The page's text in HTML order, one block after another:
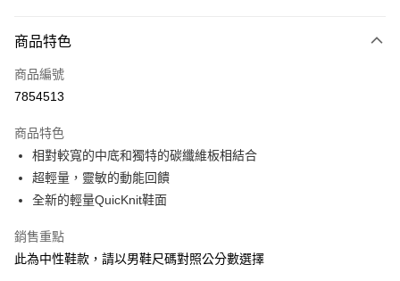
信用卡一次付款
ATM付款
運送方式
宅配
每筆NT$100，滿NT$3,500(含以上)免運費
商品特色
商品編號
7854513
商品特色
相對較寬的中底和獨特的碳纖維板相結合
超輕量，靈敏的動能回饋
全新的輕量QuicKnit鞋面
銷售重點
此為中性鞋款，請以男鞋尺碼對照公分數選擇